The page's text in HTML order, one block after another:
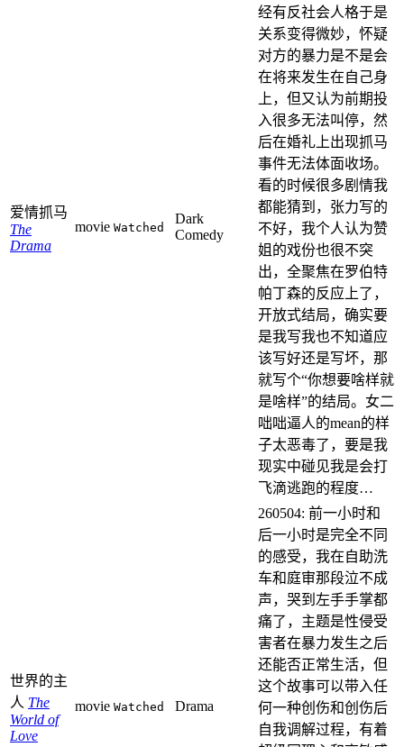
爱情抓马
The
Drama
movie Watched
Dark
Comedy
经有反社会人格于是
关系变得微妙，怀疑
对方的暴力是不是会
在将来发生在自己身
上，但又认为前期投
入很多无法叫停，然
后在婚礼上出现抓马
事件无法体面收场。
看的时候很多剧情我
都能猜到，张力写的
不好，我个人认为赞
姐的戏份也很不突
出，全聚焦在罗伯特
帕丁森的反应上了，
开放式结局，确实要
是我写我也不知道应
该写好还是写坏，那
就写个“你想要啥样就
是啥样”的结局。女二
咄咄逼人的mean的样
子太恶毒了，要是我
现实中碰见我是会打
飞滴逃跑的程度…
世界的主
人 The
World of
Love
movie Watched Drama
260504: 前一小时和
后一小时是完全不同
的感受，我在自助洗
车和庭审那段泣不成
声，哭到左手手掌都
痛了，主题是性侵受
害者在暴力发生之后
还能否正常生活，但
这个故事可以带入任
何一种创伤和创伤后
自我调解过程，有着